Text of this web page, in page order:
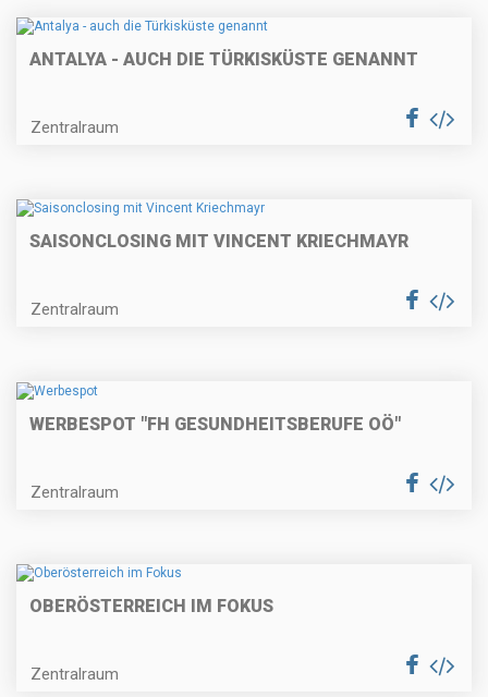
ANTALYA - AUCH DIE TÜRKISKÜSTE GENANNT
Zentralraum
SAISONCLOSING MIT VINCENT KRIECHMAYR
Zentralraum
WERBESPOT "FH GESUNDHEITSBERUFE OÖ"
Zentralraum
OBERÖSTERREICH IM FOKUS
Zentralraum